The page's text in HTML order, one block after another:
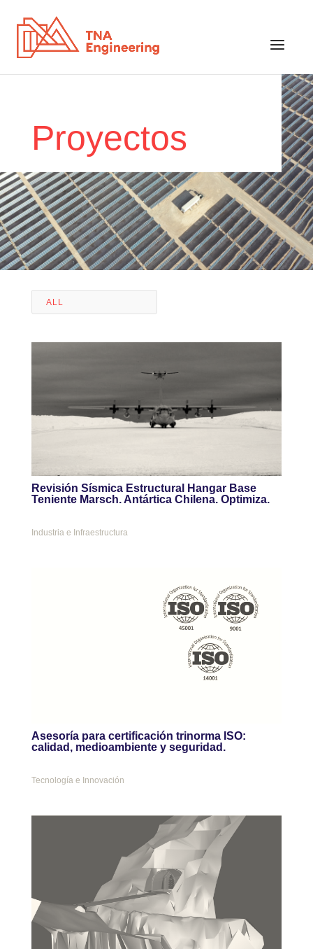
Proyectos
ALL
Revisión Sísmica Estructural Hangar Base
Teniente Marsch. Antártica Chilena. Optimiza.
Industria e Infraestructura
Asesoría para certificación trinorma ISO:
calidad, medioambiente y seguridad.
Tecnología e Innovación